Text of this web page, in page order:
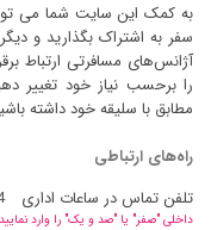
به کمک این سایت شما می
سفر به اشتراک بگذارید و
آژانس‌های مسافرتی ارتباط
را برحسب نیاز خود تغییر
مطابق با سلیقه خود داشته
راه‌های ارتباطی
تلفن تماس در ساعات اداری
داخلی "صفر" یا "صد و یک" را وارد نمایید